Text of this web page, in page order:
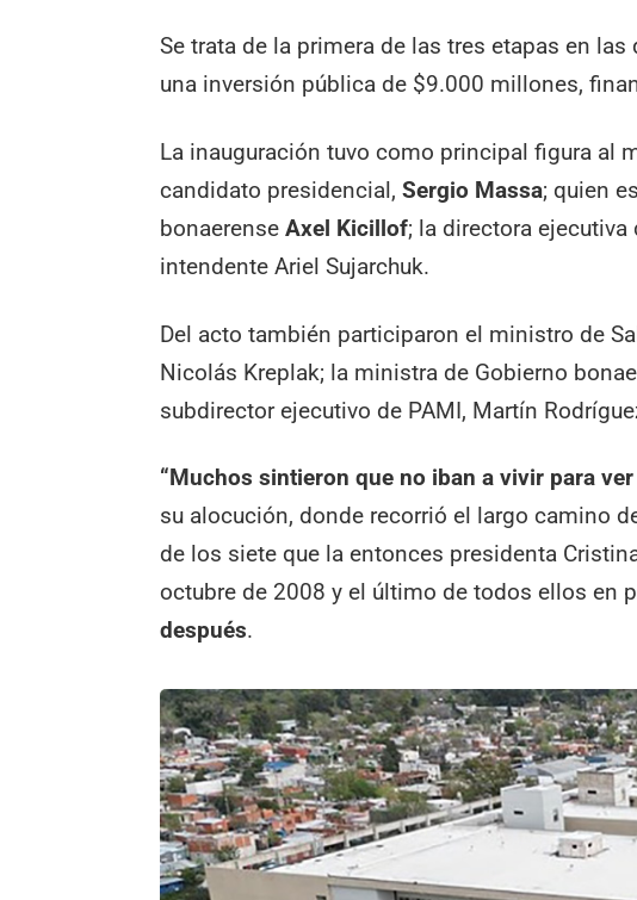
Se trata de la primera de las tres etapas en
una inversión pública de $9.000 millones,
La inauguración tuvo como principal figura al
candidato presidencial,Sergio Massa; quien
bonaerenseAxel Kicillof; la directora ejecutiva
intendente Ariel Sujarchuk.
Del acto también participaron el ministro de
Nicolás Kreplak; la ministra de Gobierno
subdirector ejecutivo de PAMI, Martín
“Muchos sintieron que no iban a vivir para ver
su alocución, donde recorrió el largo camino
de los siete que la entonces presidenta
octubre de 2008 y el último de todos ellos en
después.